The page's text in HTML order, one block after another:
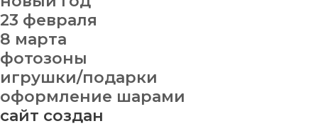
23 февраля
8 марта
фотозоны
игрушки/подарки
оформление шарами
сайт создан